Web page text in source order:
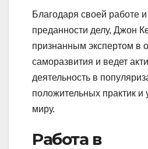
Благодаря своей работе
преданности делу, Джон
признанным экспертом в
саморазвития и ведет
деятельность в
положительных практик и
миру.
Работа в